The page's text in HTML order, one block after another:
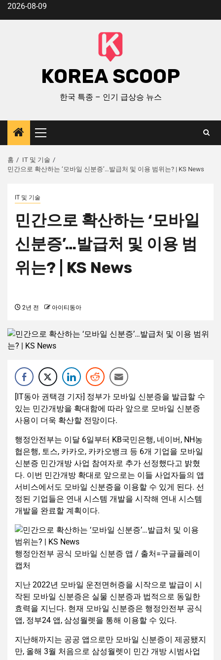
2026-08-09
KOREA SCOOP
한국 특종 – 인기 급상승 뉴스
홈
IT 및 기술
민간으로 확산하는 ‘모바일 신분증’…발급처 및 이용 범위는? | KS News
IT 및 기술
민간으로 확산하는 ‘모바일
신분증’…발급처 및 이용 범
위는? | KS News
2년 전 아이티동아
[IT동아 권택경 기자] 정부가 모바일 신분증을 발급할 수
있는 민간개방을 확대함에 따라 앞으로 모바일 신분증
사용이 더욱 확산할 전망이다.
행정안전부는 이달 6일부터 KB국민은행, 네이버, NH농
협은행, 토스, 카카오, 카카오뱅크 등 6개 기업을 모바일
신분증 민간개방 사업 참여자로 추가 선정했다고 밝혔
다. 이번 민간개방 확대로 앞으로는 이들 사업자들의 앱
서비스에서도 모바일 신분증을 이용할 수 있게 된다. 선
정된 기업들은 연내 시스템 개발을 시작해 연내 시스템
개발을 완료할 계획이다.
행정안전부 공식 모바일 신분증 앱 / 출처=구글플레이
캡처
지난 2022년 모바일 운전면허증을 시작으로 발급이 시
작된 모바일 신분증은 실물 신분증과 법적으로 동일한
효력을 지닌다. 현재 모바일 신분증은 행정안전부 공식
앱, 정부24 앱, 삼성월렛을 통해 이용할 수 있다.
지난해까지는 공공 앱으로만 모바일 신분증이 제공됐지
만, 올해 3월 처음으로 삼성월렛이 민간 개방 시범사업